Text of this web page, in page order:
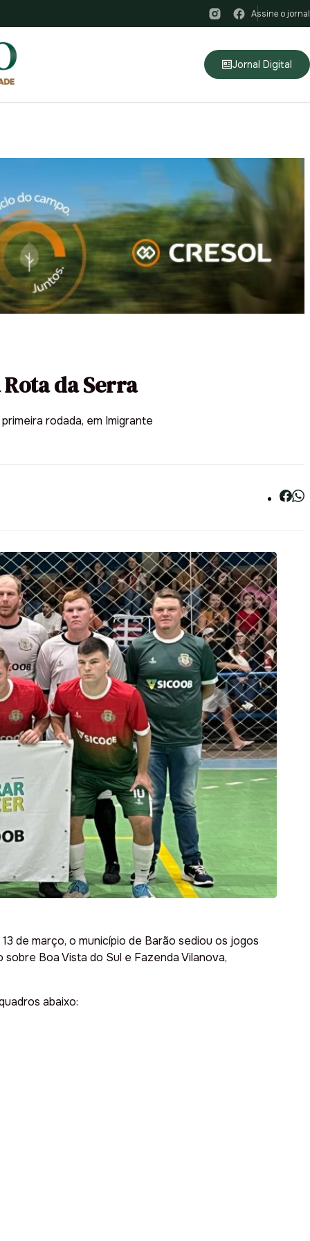
Assine o jornal
Jornal Digital
da Serra
rodada, em Imigrante
de março, o município de Barão sediou os jogos
Boa Vista do Sul e Fazenda Vilanova,
abaixo: